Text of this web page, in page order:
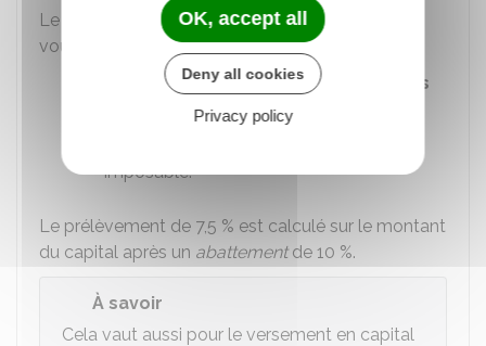
Le prélèvement au taux de7,5 %est possible si
vous remplissez les conditions suivantes :
Le versement du capital se fait
en 1 fois
cotisationsque vous avez versées
imposable.
Le prélèvement de 7,5 % est calculé sur le montant
du capital après un abattementde 10 %.
À savoir
Cela vaut aussi pour le versement en capital
OK, accept all
Deny all cookies
Privacy policy